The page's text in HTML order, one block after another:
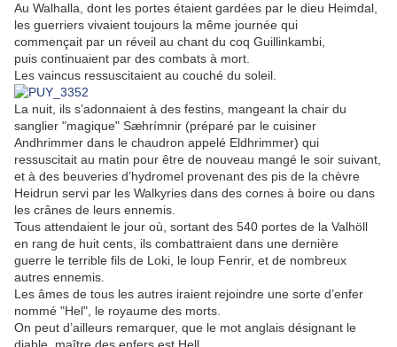
Au Walhalla, dont les portes étaient gardées par le dieu Heimdal,
les guerriers vivaient toujours la même journée qui
commençait par un réveil au chant du coq Guillinkambi,
puis continuaient par des combats à mort.
Les vaincus ressuscitaient au couché du soleil.
La nuit, ils s’adonnaient à des festins, mangeant la chair du
sanglier "magique" Sæhrímnir (préparé par le cuisiner
Andhrimmer dans le chaudron appelé Eldhrimmer) qui
ressuscitait au matin pour être de nouveau mangé le soir suivant,
et à des beuveries d’hydromel provenant des pis de la chèvre
Heidrun servi par les Walkyries dans des cornes à boire ou dans
les crânes de leurs ennemis.
Tous attendaient le jour où, sortant des 540 portes de la Valhöll
en rang de huit cents, ils combattraient dans une dernière
guerre le terrible fils de Loki, le loup Fenrir, et de nombreux
autres ennemis.
Les âmes de tous les autres iraient rejoindre une sorte d’enfer
nommé "Hel", le royaume des morts.
On peut d’ailleurs remarquer, que le mot anglais désignant le